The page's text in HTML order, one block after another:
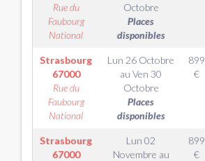
Rue du
Faubourg
National
Octobre
Places
disponibles
Strasbourg
67000
Rue du
Faubourg
National
Lun 26 Octobre
au Ven 30
Octobre
Places
disponibles
899
€
Strasbourg
67000
Lun 02
Novembre au
899
€